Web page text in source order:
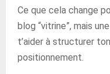
Ce que cela change
blog “vitrine”, mais
t’aider à structurer
positionnement.